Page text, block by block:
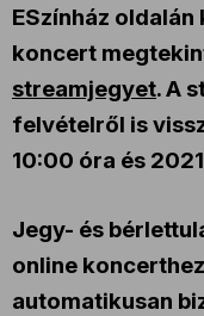
ESzínház
koncert
streamjegyet. A
felvételről is
10:00 óra és
Jegy- és
online
automatikusan